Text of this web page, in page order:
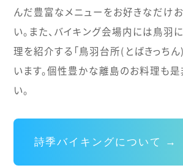
んだ豊富なメニューをお好きなだけ
い。 また、バイキング会場内には鳥羽
理を紹介する「鳥羽台所(とばきっち
います。個性豊かな離島のお料理も是
い。
詩季バイキングについて →